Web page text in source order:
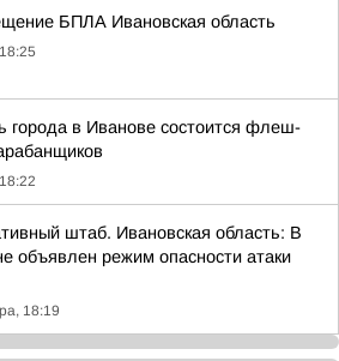
БПЛА Ивановская область
города в Иванове состоится флеш-
штаб. Ивановская область: В
объявлен режим опасности атаки
18:19